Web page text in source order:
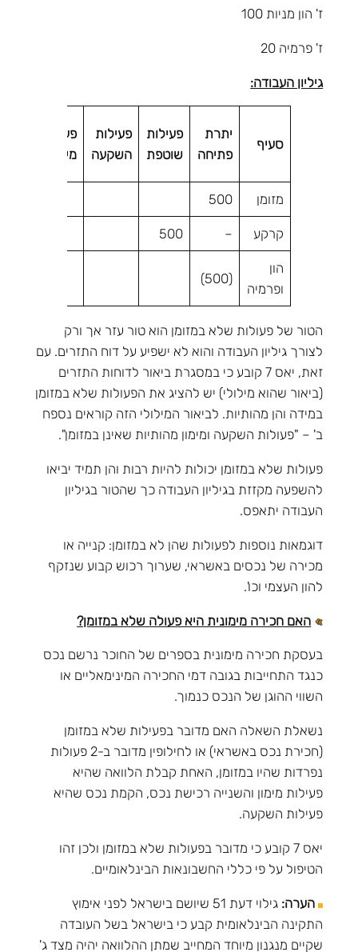
ז' הון מניות 100
ז' פרמיה 20
גיליון העבודה:
סעיף
יתרת
פתיחה
פעילות
שוטפת
פעילות
השקעה
פעילות
מימון
מזומן 500
קרקע –
500
הון
ופרמיה
(500)
הטור של פעולות שלא במזומן הוא טור עזר אך ורק
לצורך גיליון העבודה והוא לא ישפיע על דוח התזרים. עם
זאת, יאס 7 קובע כי במסגרת ביאור לדוחות התזרים
(ביאור שהוא מילולי) יש להציג את הפעולות שלא במזומן
במידה והן מהותיות. לביאור המילולי הזה קוראים נספח
ב' – "פעולות השקעה ומימון מהותיות שאינן במזומן".
פעולות שלא במזומן יכולות להיות רבות והן תמיד יביאו
להשפעה מקזזת בגיליון העבודה כך שהטור בגיליון
העבודה יתאפס.
דוגמאות נוספות לפעולות שהן לא במזומן: קנייה או
מכירה של נכסים באשראי, שערוך רכוש קבוע שנזקף
להון העצמי וכו'.
האם חכירה מימונית היא פעולה שלא במזומן?
בעסקת חכירה מימונית בספרים של החוכר נרשם נכס
כנגד התחייבות בגובה דמי החכירה המינימאליים או
השווי ההוגן של הנכס כנמוך.
נשאלת השאלה האם מדובר בפעילות שלא במזומן
(חכירת נכס באשראי) או לחילופין מדובר ב-2 פעולות
נפרדות שהיו במזומן, האחת קבלת הלוואה שהיא
פעילות מימון והשנייה רכישת נכס, הקמת נכס שהיא
פעילות השקעה.
יאס 7 קובע כי מדובר בפעולות שלא במזומן ולכן זהו
הטיפול על פי כללי החשבונאות הבינלאומיים.
הערה:
גילוי דעת 51 שיושם בישראל לפני אימוץ
התקינה הבינלאומית קבע כי בישראל בשל העובדה
שקיים מנגנון מיוחד המחייב שמתן ההלוואה יהיה מצד ג'